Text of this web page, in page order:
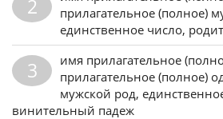
2
прилагательное (полное)
единственное число,
3
имя прилагательное
прилагательное (полное)
мужской род,
винительный падеж